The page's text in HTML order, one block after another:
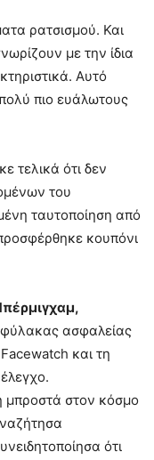
ρατσισμού. Και
με την ίδια
Αυτό
πιο ευάλωτους
τελικά ότι δεν
του
ταυτοποίηση από
κουπόνι
ασφαλείας
Facewatch και τη
μπροστά στον κόσμο
ότι